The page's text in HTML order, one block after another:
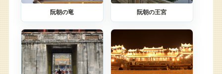
阮朝の竜 阮朝の王宮